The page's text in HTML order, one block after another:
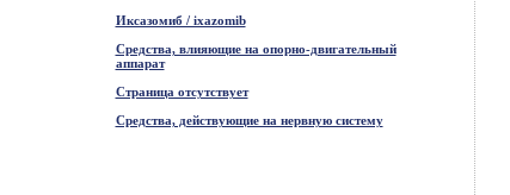
Иксазомиб / ixazomib
Средства, влияющие на опорно-двигательный
аппарат
Страница отсутствует
Средства, действующие на нервную систему